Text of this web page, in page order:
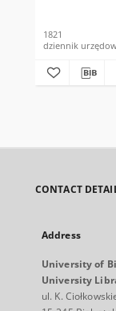
1821
dziennik
CONTACT
Address
University of
University
ul. K.